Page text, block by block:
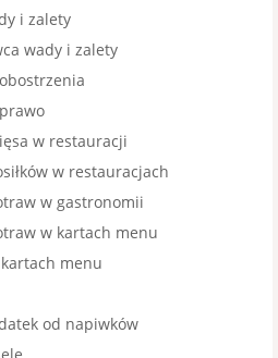
i zalety
wady i zalety
w restauracji
w restauracjach
w gastronomii
w kartach menu
menu
od napiwków